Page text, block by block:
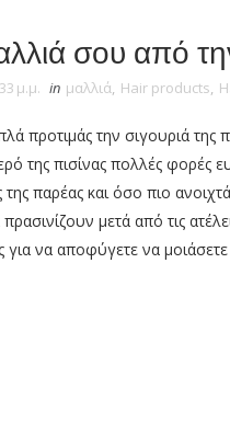
σου από
μ.μ. in μαλλιά, Hair products,
προτιμάς την σιγουριά της
της πισίνας πολλές φορές
παρέας και όσο πιο
μετά από τις
για να αποφύγετε να